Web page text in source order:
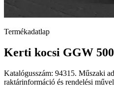
Termékadatlap
Kerti kocsi GGW 500
Katalógusszám: 94315. Műszaki
raktárinformáció és rendelési